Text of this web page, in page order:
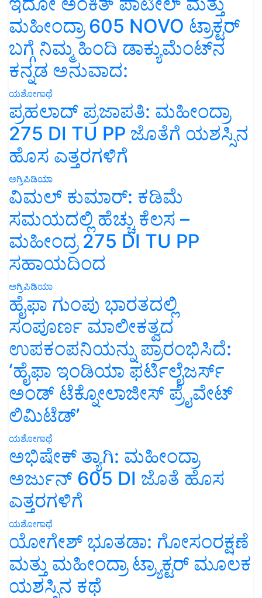
ಮಹೀಂದ್ರಾ 605 NOVO ಟ್ರಾಕ್ಟರ್
ಬಗ್ಗೆ ನಿಮ್ಮ ಹಿಂದಿ ಡಾಕ್ಯುಮೆಂಟ್‌ನ
ಕನ್ನಡ ಅನುವಾದ:
ಯಶೋಗಾಥೆ
ಪ್ರಹಲಾದ್ ಪ್ರಜಾಪತಿ: ಮಹೀಂದ್ರಾ
275 DI TU PP ಜೊತೆಗೆ ಯಶಸ್ಸಿನ
ಹೊಸ ಎತ್ತರಗಳಿಗೆ
ಅಗ್ರಿಪಿಡಿಯಾ
ವಿಮಲ್ ಕುಮಾರ್: ಕಡಿಮೆ
ಸಮಯದಲ್ಲಿ ಹೆಚ್ಚು ಕೆಲಸ –
ಮಹೀಂದ್ರ 275 DI TU PP
ಸಹಾಯದಿಂದ
ಅಗ್ರಿಪಿಡಿಯಾ
ಹೈಫಾ ಗುಂಪು ಭಾರತದಲ್ಲಿ
ಸಂಪೂರ್ಣ ಮಾಲೀಕತ್ವದ
ಉಪಕಂಪನಿಯನ್ನು ಪ್ರಾರಂಭಿಸಿದೆ:
‘ಹೈಫಾ ಇಂಡಿಯಾ ಫರ್ಟಿಲೈಜರ್ಸ್
ಅಂಡ್ ಟೆಕ್ನೋಲಾಜೀಸ್ ಪ್ರೈವೇಟ್
ಲಿಮಿಟೆಡ್’
ಯಶೋಗಾಥೆ
ಅಭಿಷೇಕ್ ತ್ಯಾಗಿ: ಮಹೀಂದ್ರಾ
ಅರ್ಜುನ್ 605 DI ಜೊತೆ ಹೊಸ
ಎತ್ತರಗಳಿಗೆ
ಯಶೋಗಾಥೆ
ಯೋಗೇಶ್ ಭೂತಡಾ: ಗೋಸಂರಕ್ಷಣೆ
ಮತ್ತು ಮಹೀಂದ್ರಾ ಟ್ರ್ಯಾಕ್ಟರ್ ಮೂಲಕ
ಯಶಸ್ಸಿನ ಕಥೆ